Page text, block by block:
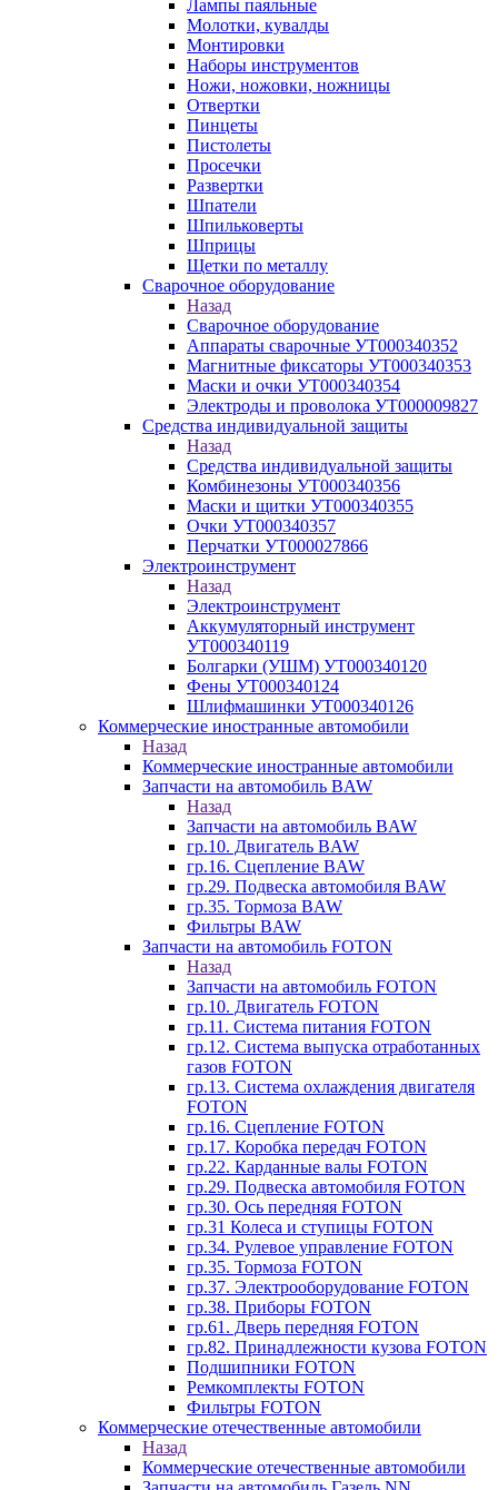
Лампы паяльные
Молотки, кувалды
Монтировки
Наборы инструментов
Ножи, ножовки, ножницы
Отвертки
Пинцеты
Пистолеты
Просечки
Развертки
Шпатели
Шпильковерты
Шприцы
Щетки по металлу
Сварочное оборудование
Назад
Сварочное оборудование
Аппараты сварочные УТ000340352
Магнитные фиксаторы УТ000340353
Маски и очки УТ000340354
Электроды и проволока УТ000009827
Средства индивидуальной защиты
Назад
Средства индивидуальной защиты
Комбинезоны УТ000340356
Маски и щитки УТ000340355
Очки УТ000340357
Перчатки УТ000027866
Электроинструмент
Назад
Электроинструмент
Аккумуляторный инструмент
УТ000340119
Болгарки (УШМ) УТ000340120
Фены УТ000340124
Шлифмашинки УТ000340126
Коммерческие иностранные автомобили
Назад
Коммерческие иностранные автомобили
Запчасти на автомобиль BAW
Назад
Запчасти на автомобиль BAW
гр.10. Двигатель BAW
гр.16. Сцепление BAW
гр.29. Подвеска автомобиля BAW
гр.35. Тормоза BAW
Фильтры BAW
Запчасти на автомобиль FOTON
Назад
Запчасти на автомобиль FOTON
гр.10. Двигатель FOTON
гр.11. Система питания FOTON
гр.12. Система выпуска отработанных
газов FOTON
гр.13. Система охлаждения двигателя
FOTON
гр.16. Сцепление FOTON
гр.17. Коробка передач FOTON
гр.22. Карданные валы FOTON
гр.29. Подвеска автомобиля FOTON
гр.30. Ось передняя FOTON
гр.31 Колеса и ступицы FOTON
гр.34. Рулевое управление FOTON
гр.35. Тормоза FOTON
гр.37. Электрооборудование FOTON
гр.38. Приборы FOTON
гр.61. Дверь передняя FOTON
гр.82. Принадлежности кузова FOTON
Подшипники FOTON
Ремкомплекты FOTON
Фильтры FOTON
Коммерческие отечественные автомобили
Назад
Коммерческие отечественные автомобили